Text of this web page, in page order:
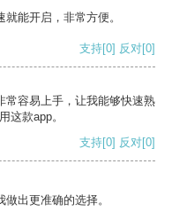
能开启，非常方便。
支持[0] 反对[0]
常容易上手，让我能够快速熟
这款app。
支持[0] 反对[0]
出更准确的选择。